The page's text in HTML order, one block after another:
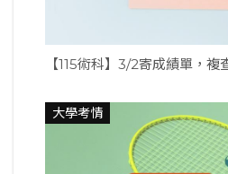
【115術科】3/2寄成績單，複
大學考情